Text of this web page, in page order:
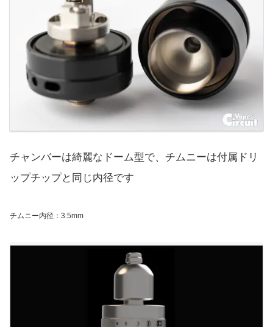
チャンバーは綺麗なドーム型で、チムニーは付属ドリ
ップチップと同じ内径です
チムニー内径：3.5mm